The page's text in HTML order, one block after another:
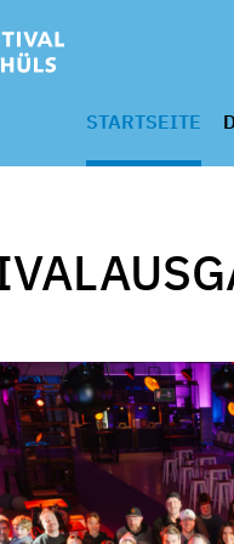
STARTSEITE